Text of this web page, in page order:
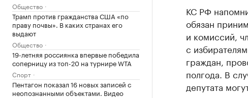
Общество
Трамп против гражданства США «по
праву почвы». В каких странах его
выдают
Общество
19-летняя россиянка впервые победила
соперницу из топ-20 на турнире WTA
Спорт
Пентагон показал 16 новых записей с
неопознанными объектами. Видео
КС РФ
обязан
и комиссий,
с
граждан,
полгода. В
депутата